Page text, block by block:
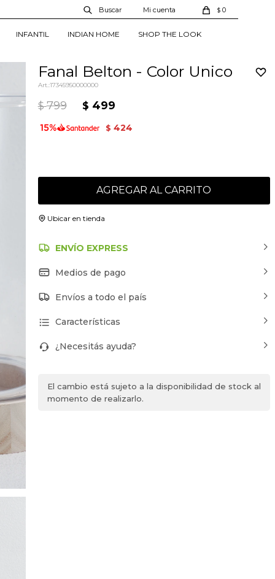
INFANTIL INDIAN HOME SHOP THE LOOK
$ 0
Fanal Belton - Color Unico
17345950000000
$ 799 $ 499
$ 424
AGREGAR AL CARRITO
Ubicar en tienda
ENVÍO EXPRESS
Medios de pago
Envíos a todo el país
Características
¿Necesitás ayuda?
El cambio está sujeto a la disponibilidad de stock al
momento de realizarlo.